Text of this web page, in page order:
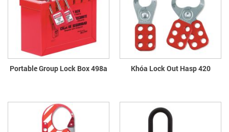
Portable Group Lock Box 498a Khóa Lock Out Hasp 420